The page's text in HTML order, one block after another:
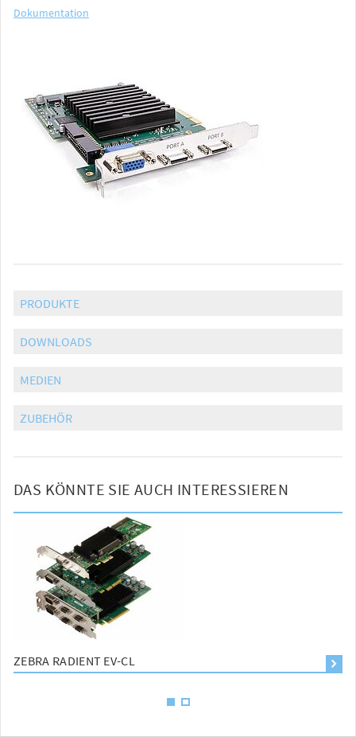
Dokumentation
PRODUKTE
DOWNLOADS
MEDIEN
ZUBEHÖR
DAS KÖNNTE SIE AUCH INTERESSIEREN
ZEBRA RADIENT EV-CL